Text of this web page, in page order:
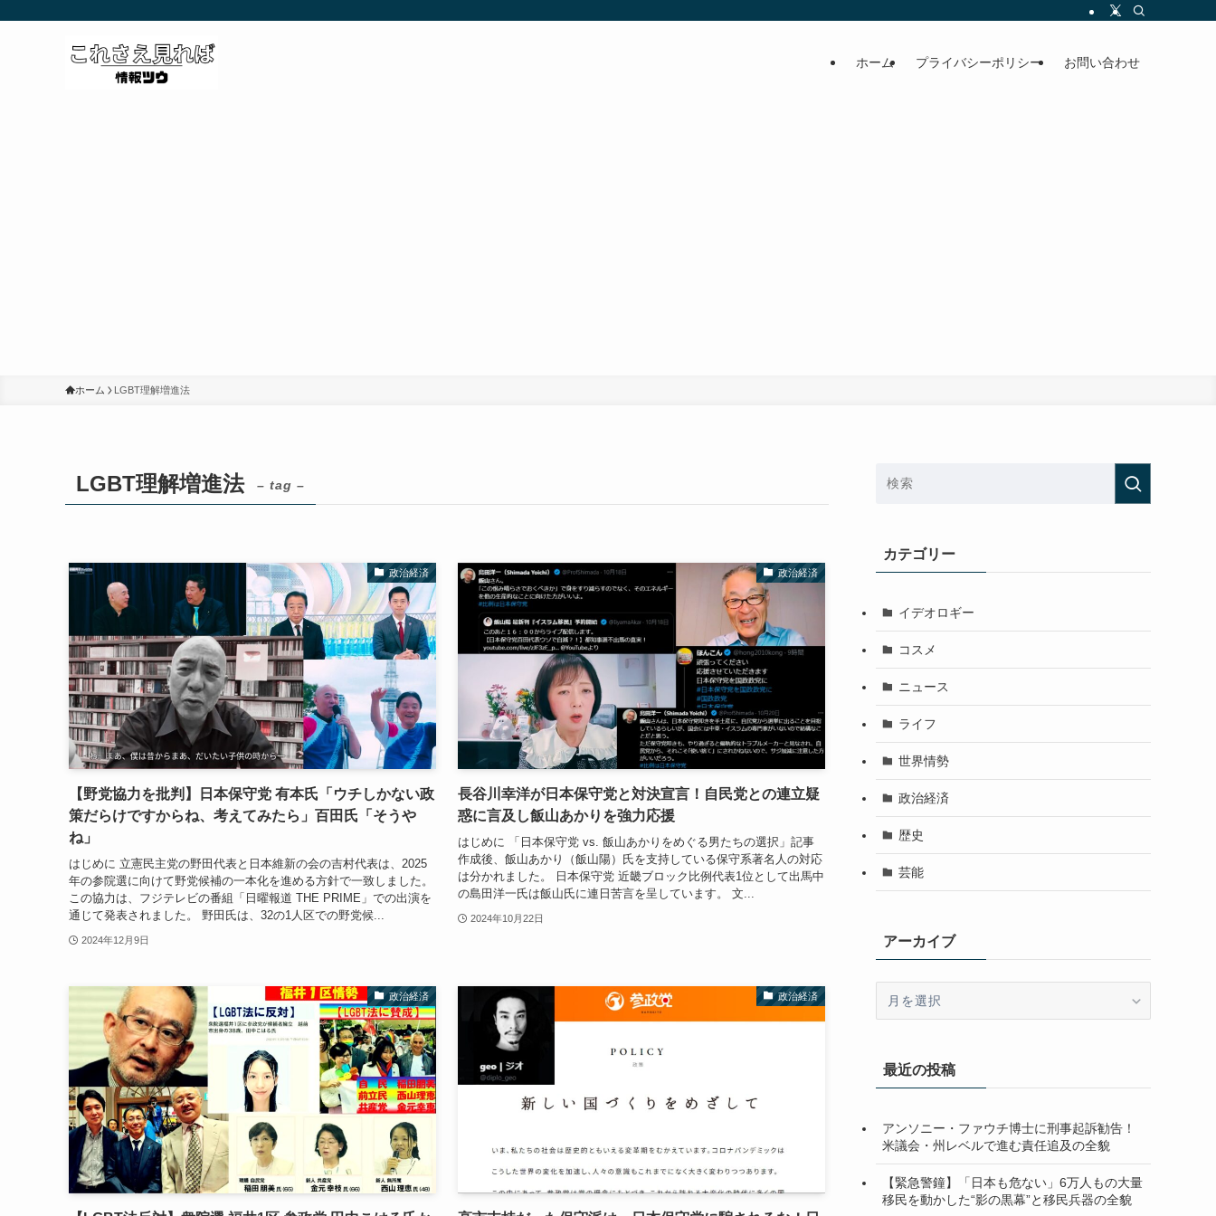
ホーム プライバシーポリシー お問い合わせ
ホーム LGBT理解増進法
LGBT理解増進法 – tag –
政治経済
【野党協力を批判】日本保守党 有本氏「ウチしかない政
策だらけですからね、考えてみたら」百田氏「そうや
ね」
はじめに 立憲民主党の野田代表と日本維新の会の吉村代表は、2025
年の参院選に向けて野党候補の一本化を進める方針で一致しました。
この協力は、フジテレビの番組「日曜報道 THE PRIME」での出演を
通じて発表されました。 野田氏は、32の1人区での野党候...
2024年12月9日
政治経済
長谷川幸洋が日本保守党と対決宣言！自民党との連立疑
惑に言及し飯山あかりを強力応援
はじめに 「日本保守党 vs. 飯山あかりをめぐる男たちの選択」記事
作成後、飯山あかり（飯山陽）氏を支持している保守系著名人の対応
は分かれました。 日本保守党 近畿ブロック比例代表1位として出馬中
の島田洋一氏は飯山氏に連日苦言を呈しています。 文...
2024年10月22日
政治経済 政治経済
カテゴリー
イデオロギー
コスメ
ニュース
ライフ
世界情勢
政治経済
歴史
芸能
アーカイブ
ブ最近の投稿
アンソニー・ファウチ博士に刑事起訴勧告！
米議会・州レベルで進む責任追及の全貌
【緊急警鐘】「日本も危ない」6万人もの大量
移民を動かした“影の黒幕”と移民兵器の全貌